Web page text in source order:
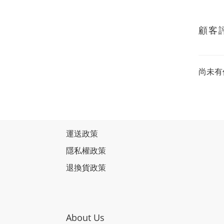
顧客
尚未
運送政策
隱私權政策
退換貨政策
About Us